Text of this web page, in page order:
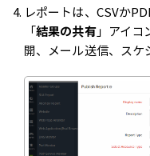
レポートは、CSVか
「結果の共有」アイコ
開、メール送信、スケ